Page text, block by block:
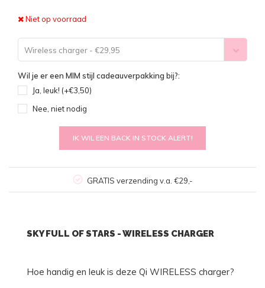
Niet op voorraad
Wireless charger - €29,95
Wil je er een MIM stijl cadeauverpakking bij?:
Ja, leuk! (+€3,50)
Nee, niet nodig
IK WIL EEN BACK IN STOCK ALERT!
GRATIS verzending v.a. €29,-
SKY FULL OF STARS - WIRELESS CHARGER
Hoe handig en leuk is deze Qi WIRELESS charger?